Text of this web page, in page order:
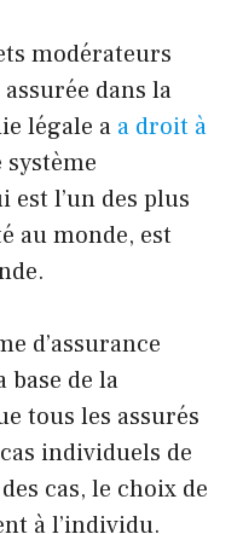
modérateurs
dans la
légale a a droit à
système
est l’un des plus
au monde, est
d’assurance
de la
tous les assurés
individuels de
cas, le choix de
à l’individu.